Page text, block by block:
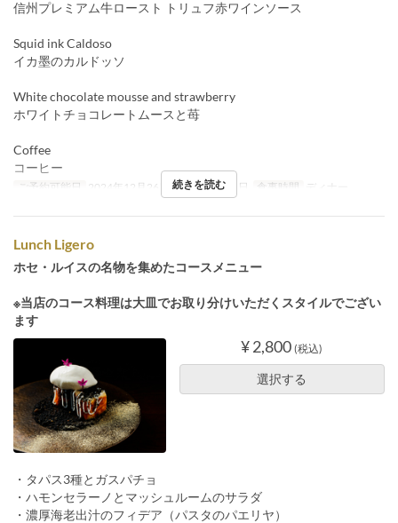
信州プレミアム牛ロースト トリュフ赤ワインソース
Squid ink Caldoso
イカ墨のカルドッソ
White chocolate mousse and strawberry
ホワイトチョコレートムースと苺
Coffee
コーヒー
ご予約可能日 2024年12月26日 ~ 2025年1月5日 食事時間 ディナー
続きを読む
Lunch Ligero
ホセ・ルイスの名物を集めたコースメニュー
※当店のコース料理は大皿でお取り分けいただくスタイルでござい
ます
¥ 2,800 (税込)
選択する
・タパス3種とガスパチョ
・ハモンセラーノとマッシュルームのサラダ
・濃厚海老出汁のフィデア（パスタのパエリヤ）